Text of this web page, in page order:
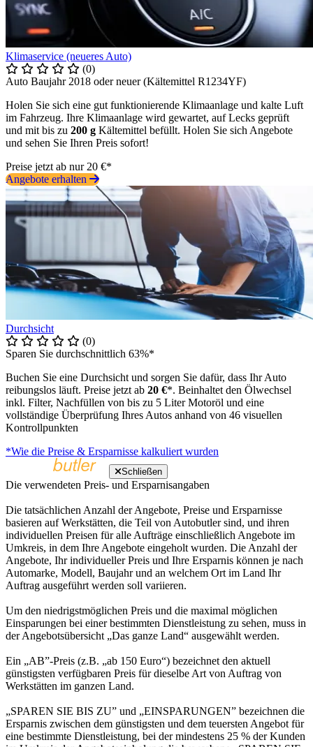
Klimaservice (neueres Auto)
(0)
Auto Baujahr 2018 oder neuer (Kältemittel R1234YF)
Holen Sie sich eine gut funktionierende Klimaanlage und kalte Luft
im Fahrzeug. Ihre Klimaanlage wird gewartet, auf Lecks geprüft
und mit bis zu 200 g Kältemittel befüllt. Holen Sie sich Angebote
und sehen Sie Ihren Preis sofort!
Preise jetzt ab nur 20 €*
Angebote erhalten
Durchsicht
(0)
Sparen Sie durchschnittlich 63%*
Buchen Sie eine Durchsicht und sorgen Sie dafür, dass Ihr Auto
reibungslos läuft. Preise jetzt ab 20 €*. Beinhaltet den Ölwechsel
inkl. Filter, Nachfüllen von bis zu 5 Liter Motoröl und eine
vollständige Überprüfung Ihres Autos anhand von 46 visuellen
Kontrollpunkten
*Wie die Preise & Ersparnisse kalkuliert wurden
Schließen
Die verwendeten Preis- und Ersparnisangaben
Die tatsächlichen Anzahl der Angebote, Preise und Ersparnisse
basieren auf Werkstätten, die Teil von Autobutler sind, und ihren
individuellen Preisen für alle Aufträge einschließlich Angebote im
Umkreis, in dem Ihre Angebote eingeholt wurden. Die Anzahl der
Angebote, Ihr individueller Preis und Ihre Ersparnis können je nach
Automarke, Modell, Baujahr und an welchem Ort im Land Ihr
Auftrag ausgeführt werden soll variieren.
Um den niedrigstmöglichen Preis und die maximal möglichen
Einsparungen bei einer bestimmten Dienstleistung zu sehen, muss in
der Angebotsübersicht „Das ganze Land“ ausgewählt werden.
Ein „AB”-Preis (z.B. „ab 150 Euro“) bezeichnet den aktuell
günstigsten verfügbaren Preis für dieselbe Art von Auftrag von
Werkstätten im ganzen Land.
„SPAREN SIE BIS ZU” und „EINSPARUNGEN” bezeichnen die
Ersparnis zwischen dem günstigsten und dem teuersten Angebot für
eine bestimmte Dienstleistung, bei der mindestens 25 % der Kunden